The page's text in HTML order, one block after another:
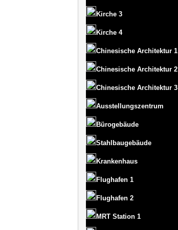
Kirche 3
Kirche 4
Chinesische Architektur 1
Chinesische Architektur 2
Chinesische Architektur 3
Ausstellungszentrum
Bürogebäude
Stahlbaugebäude
Krankenhaus
Flughafen 1
Flughafen 2
MRT Station 1